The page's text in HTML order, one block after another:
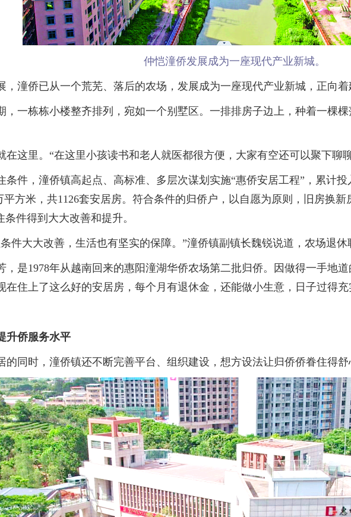
仲恺潼侨发展成为一座现代产业新城。
侨已从一个荒芜、落后的农场，发展成为一座现代产业新城，正向着
栋栋小楼整齐排列，宛如一个别墅区。一排排房子边上，种着一棵棵
里。“在这里小孩读书和老人就医都很方便，大家有空还可以聚下聊聊
，潼侨镇高起点、高标准、多层次谋划实施“惠侨安居工程”，累计投
平方米，共1126套安居房。符合条件的归侨户，以自愿为原则，旧房换
件得到大大改善和提升。
大大改善，生活也有坚实的保障。”潼侨镇副镇长魏锐说道，农场退休
1978年从越南回来的惠阳潼湖华侨农场第二批归侨。因做得一手地道
在住上了这么好的安居房，每个月有退休金，还能做小生意，日子过得充
侨服务水平
时，潼侨镇还不断完善平台、组织建设，想方设法让归侨侨眷住得舒